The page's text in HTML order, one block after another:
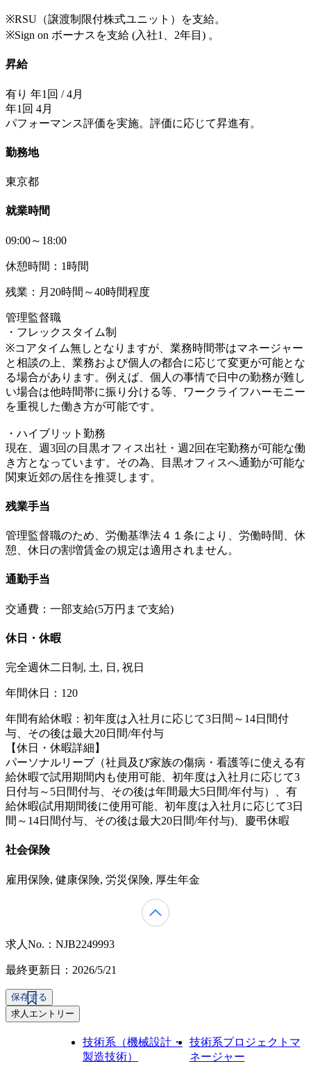
※RSU（譲渡制限付株式ユニット）を支給。
※Sign on ボーナスを支給 (入社1、2年目) 。
昇給
有り 年1回 / 4月
年1回 4月
パフォーマンス評価を実施。評価に応じて昇進有。
勤務地
東京都
就業時間
09:00～18:00
休憩時間：1時間
残業：月20時間～40時間程度
管理監督職
・フレックスタイム制
※コアタイム無しとなりますが、業務時間帯はマネージャー
と相談の上、業務および個人の都合に応じて変更が可能とな
る場合があります。例えば、個人の事情で日中の勤務が難し
い場合は他時間帯に振り分ける等、ワークライフハーモニー
を重視した働き方が可能です。
・ハイブリット勤務
現在、週3回の目黒オフィス出社・週2回在宅勤務が可能な働
き方となっています。その為、目黒オフィスへ通勤が可能な
関東近郊の居住を推奨します。
残業手当
管理監督職のため、労働基準法４１条により、労働時間、休
憩、休日の割増賃金の規定は適用されません。
通勤手当
交通費：一部支給(5万円まで支給)
休日・休暇
完全週休二日制, 土, 日, 祝日
年間休日：120
年間有給休暇：初年度は入社月に応じて3日間～14日間付
与、その後は最大20日間/年付与
【休日・休暇詳細】
パーソナルリーブ（社員及び家族の傷病・看護等に使える有
給休暇で試用期間内も使用可能、初年度は入社月に応じて3
日付与～5日間付与、その後は年間最大5日間/年付与）、有
給休暇(試用期間後に使用可能、初年度は入社月に応じて3日
間～14日間付与、その後は最大20日間/年付与)、慶弔休暇
社会保険
雇用保険, 健康保険, 労災保険, 厚生年金
求人No.：NJB2249993
最終更新日：2026/5/21
保存する
求人エントリー
技術系（機械設計・
製造技術）
技術系プロジェクトマ
ネージャー